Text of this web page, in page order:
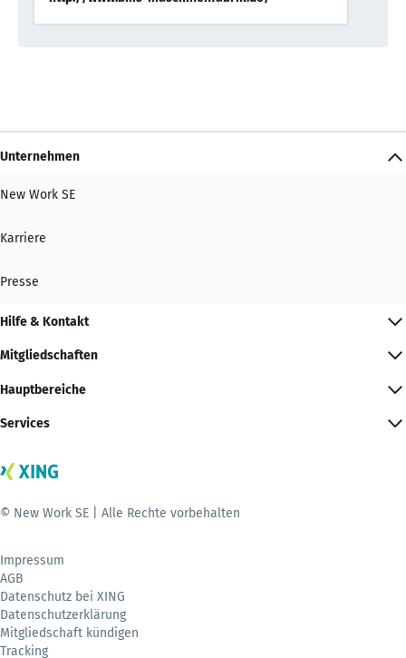
Unternehmen
New Work SE
Karriere
Presse
Hilfe & Kontakt
Mitgliedschaften
Hauptbereiche
Services
© New Work SE | Alle Rechte vorbehalten
Impressum
AGB
Datenschutz bei XING
Datenschutzerklärung
Mitgliedschaft kündigen
Tracking